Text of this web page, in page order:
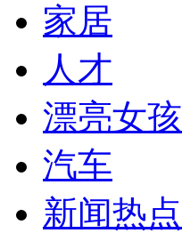
家居
人才
漂亮女孩
汽车
新闻热点